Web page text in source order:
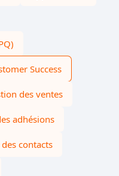
Success
des ventes
adhésions
contacts